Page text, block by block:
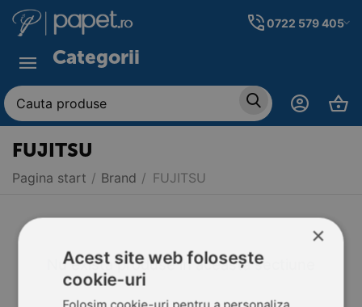
0722 579 405
Categorii
FUJITSU
Pagina start / Brand / FUJITSU
Nu exista produse in aceasta sectiune
×
Acest site web folosește
cookie-uri